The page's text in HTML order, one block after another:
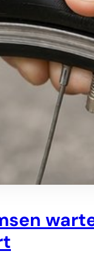
müssen hohe
warum
Sicherheit und